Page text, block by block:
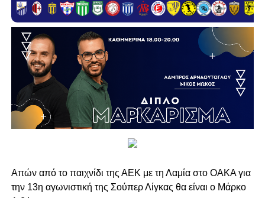
Aπών από το παιχνίδι της ΑΕΚ με τη Λαμία στο ΟΑΚΑ για
την 13η αγωνιστική της Σούπερ Λίγκας θα είναι ο Μάρκο